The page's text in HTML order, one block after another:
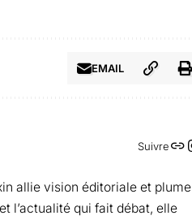
EMAIL
Suivre
allie vision éditoriale et plume
l’actualité qui fait débat, elle